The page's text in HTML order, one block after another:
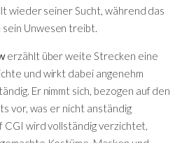
wieder seiner Sucht, während das
Unwesen treibt.
erzählt über weite Strecken eine
und wirkt dabei angenehm
Er nimmt sich, bezogen auf den
vor, was er nicht anständig
CGI wird vollständig verzichtet,